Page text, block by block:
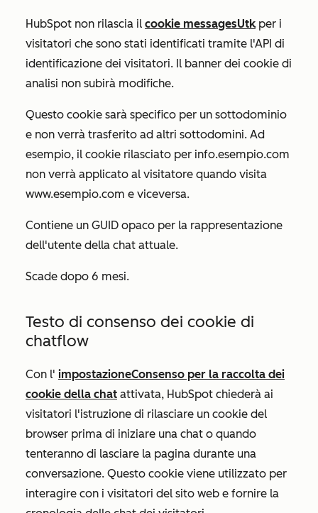
HubSpot non rilascia il cookie messagesUtkper i
visitatori che sono stati identificati tramite l'API di
identificazione dei visitatori. Il banner dei cookie di
analisi non subirà modifiche.
Questo cookie sarà specifico per un sottodominio
e non verrà trasferito ad altri sottodomini. Ad
esempio, il cookie rilasciato per info.esempio.com
non verrà applicato al visitatore quando visita
www.esempio.com e viceversa.
Contiene un GUID opaco per la rappresentazione
dell'utente della chat attuale.
Scade dopo 6 mesi.
Testo di consenso dei cookie di
chatflow
Con l' impostazioneConsenso per la raccolta dei
cookie della chat attivata, HubSpot chiederà ai
visitatori l'istruzione di rilasciare un cookie del
browser prima di iniziare una chat o quando
tenteranno di lasciare la pagina durante una
conversazione. Questo cookie viene utilizzato per
interagire con i visitatori del sito web e fornire la